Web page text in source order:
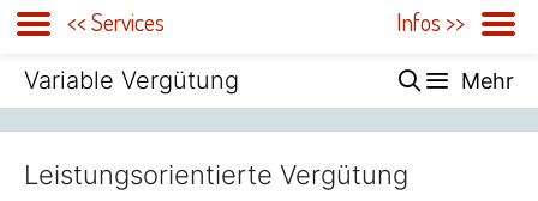
Zum
springen
Variable Vergütung Mehr
Leistungsorientierte Vergütung
<< Services Infos >>